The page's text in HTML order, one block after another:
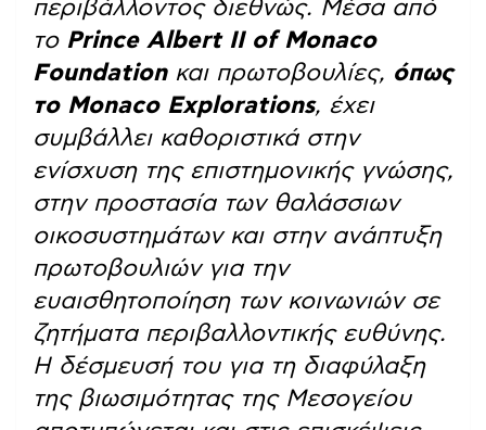
περιβάλλοντος διεθνώς. Μέσα από
το Prince Albert II of Monaco
Foundation και πρωτοβουλίες, όπως
το Monaco Explorations, έχει
συμβάλλει καθοριστικά στην
ενίσχυση της επιστημονικής γνώσης,
στην προστασία των θαλάσσιων
οικοσυστημάτων και στην ανάπτυξη
πρωτοβουλιών για την
ευαισθητοποίηση των κοινωνιών σε
ζητήματα περιβαλλοντικής ευθύνης.
Η δέσμευσή του για τη διαφύλαξη
της βιωσιμότητας της Μεσογείου